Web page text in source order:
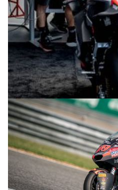
© R. Lekl & S. Wobser